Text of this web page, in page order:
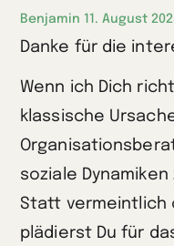
Benjamin 11. August
Danke für die
Wenn ich Dich
klassische
soziale Dynamiken
Statt vermeintlich
plädierst Du für